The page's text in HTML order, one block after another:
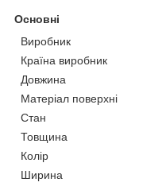
Основні
Виробник
Країна виробник
Довжина
Матеріал поверхні
Стан
Товщина
Колір
Ширина